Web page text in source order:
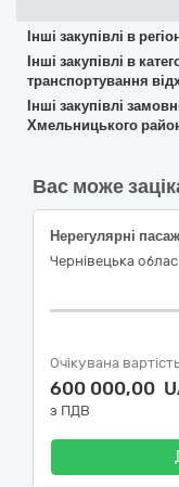
Інші закупівлі в
Інші закупівлі в
транспортування
Інші закупівлі
Хмельницького
Вас може
Нерегулярні
Чернівецька
Очікувана
600 000,00
з ПДВ